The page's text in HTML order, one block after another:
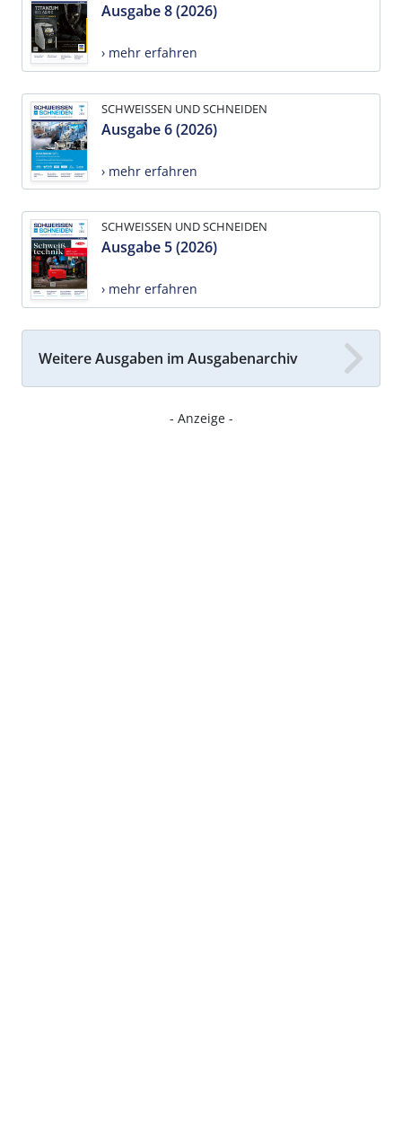
Ausgabe 8 (2026)
› mehr erfahren
SCHWEISSEN UND SCHNEIDEN
Ausgabe 6 (2026)
› mehr erfahren
SCHWEISSEN UND SCHNEIDEN
Ausgabe 5 (2026)
› mehr erfahren
Weitere Ausgaben im Ausgabenarchiv
- Anzeige -